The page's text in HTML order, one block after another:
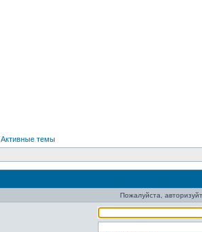
Активные темы
Пожалуйста,